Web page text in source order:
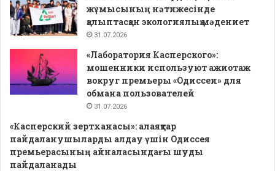
жұмысының нәтижесінде
қалыптасқан экологиялық мәдениет
31.07.2026
«Лаборатория Касперского»:
мошенники используют ажиотаж
вокруг премьеры «Одиссеи» для
обмана пользователей
31.07.2026
«Касперский зертханасы»: алаяқтар
пайдаланушыларды алдау үшін Одиссея
премьерасының айналасындағы шуды
пайдаланады